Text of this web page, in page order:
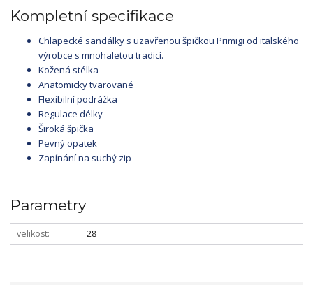
Kompletní specifikace
Chlapecké sandálky s uzavřenou špičkou Primigi od italského
výrobce s mnohaletou tradicí.
Kožená stélka
Anatomicky tvarované
Flexibilní podrážka
Regulace délky
Široká špička
Pevný opatek
Zapínání na suchý zip
Parametry
velikost 28